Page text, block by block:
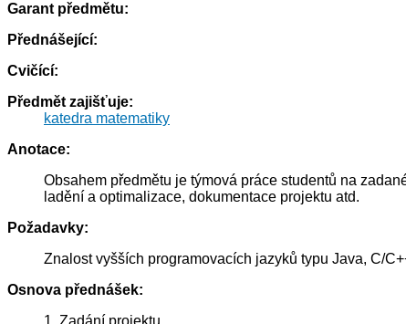
Garant předmětu:
Přednášející:
Cvičící:
Předmět zajišťuje:
katedra matematiky
Anotace:
Obsahem předmětu je týmová práce studentů na
ladění a optimalizace, dokumentace projektu atd.
Požadavky:
Znalost vyšších programovacích jazyků typu Java, C/
Osnova přednášek: